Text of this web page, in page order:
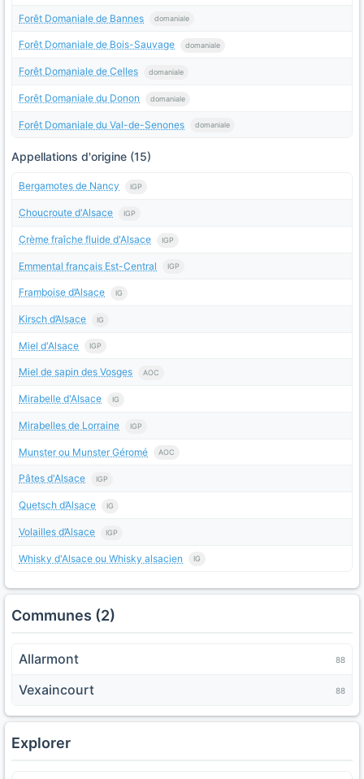
Forêt Domaniale de Bannes domaniale
Forêt Domaniale de Bois-Sauvage domaniale
Forêt Domaniale de Celles domaniale
Forêt Domaniale du Donon domaniale
Forêt Domaniale du Val-de-Senones domaniale
Appellations d'origine (15)
Bergamotes de Nancy IGP
Choucroute d'Alsace IGP
Crème fraîche fluide d'Alsace IGP
Emmental français Est-Central IGP
Framboise d’Alsace IG
Kirsch d’Alsace IG
Miel d'Alsace IGP
Miel de sapin des Vosges AOC
Mirabelle d'Alsace IG
Mirabelles de Lorraine IGP
Munster ou Munster Géromé AOC
Pâtes d'Alsace IGP
Quetsch d’Alsace IG
Volailles d’Alsace IGP
Whisky d'Alsace ou Whisky alsacien IG
Communes (2)
Allarmont 88
Vexaincourt 88
Explorer